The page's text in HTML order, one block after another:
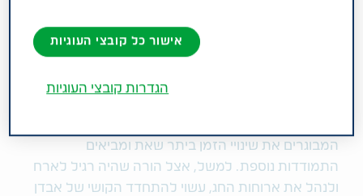
וגם ההתמודדות עם המקום בו החגים פוגשים את
המבוגרים את שינויי הזמן ביתר שאת ומביאים
התמודדות נוספת. למשל, אצל הורה שהיה רגיל לארח
ולנהל את ארוחות החג, עשוי להתחדד הקושי של אבדן
אישור כל קובצי העוגיות
הגדרות קובצי העוגיות